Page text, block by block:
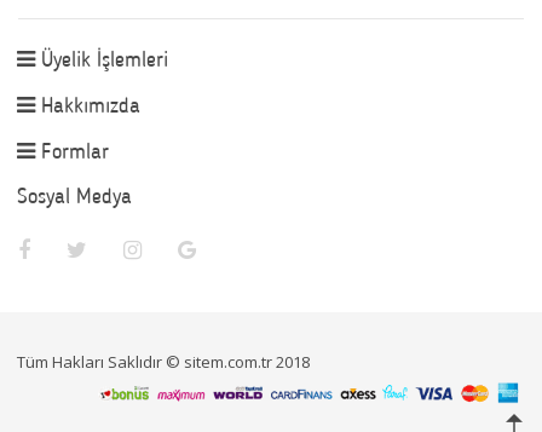
Üyelik İşlemleri
Hakkımızda
Formlar
Sosyal Medya
Tüm Hakları Saklıdır © sitem.com.tr 2018